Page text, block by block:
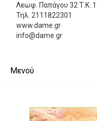
Λεωφ. Παπάγου 32 Τ.Κ.
Τηλ. 2111822301
www.dame.gr
info@dame.gr
Μενού